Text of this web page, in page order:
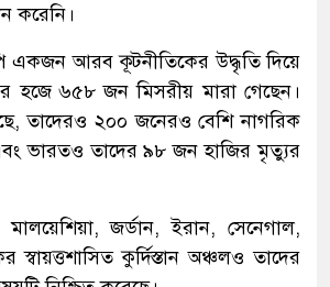
করেনি।
একজন আরব কূটনীতিকের উদ্ধৃতি দিয়ে
হজে ৬৫৮ জন মিসরীয় মারা গেছেন।
তাদেরও ২০০ জনেরও বেশি নাগরিক
এবং ভারতও তাদের ৯৮ জন হাজির মৃত্যুর
মালয়েশিয়া, জর্ডান, ইরান, সেনেগাল,
কুর্দিস্তান অঞ্চলও তাদের